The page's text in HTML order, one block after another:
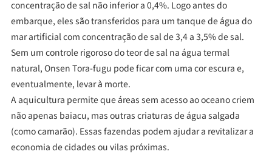
concentração de sal não inferior a 0,4%. Logo antes do
embarque, eles são transferidos para um tanque de água do
mar artificial com concentração de sal de 3,4 a 3,5% de sal.
Sem um controle rigoroso do teor de sal na água termal
natural, Onsen Tora-fugu pode ficar com uma cor escura e,
eventualmente, levar à morte.
A aquicultura permite que áreas sem acesso ao oceano criem
não apenas baiacu, mas outras criaturas de água salgada
(como camarão). Essas fazendas podem ajudar a revitalizar a
economia de cidades ou vilas próximas.